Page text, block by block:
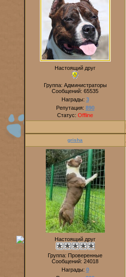
Настоящий друг
Группа: Администраторы
Сообщений: 65535
Награды: 3
Репутация: 890
Статус: Offline
grisha
Настоящий друг
Группа: Проверенные
Сообщений: 24018
Награды: 0